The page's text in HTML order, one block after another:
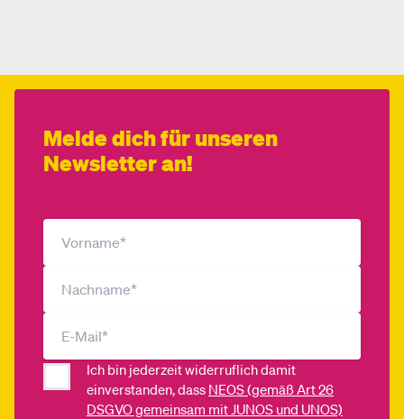
Melde dich für unseren
Newsletter an!
Ich bin jederzeit widerruflich damit
einverstanden, dass NEOS (gemäß Art 26
DSGVO gemeinsam mit JUNOS und UNOS)